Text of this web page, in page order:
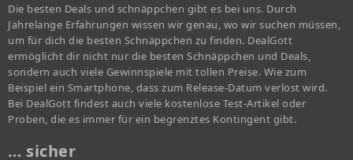
Die besten Deals und schnäppchen gibt es bei uns. Durch
Jahrelange Erfahrungen wissen wir genau, wo wir suchen müssen,
um für dich die besten Schnäppchen zu finden. DealGott
ermöglicht dir nicht nur die besten Schnäppchen und Deals,
sondern auch viele Gewinnspiele mit tollen Preise. Wie zum
Beispiel ein Smartphone, dass zum Release-Datum verlost wird.
Bei DealGott findest auch viele kostenlose Test-Artikel oder
Proben, die es immer für ein begrenztes Kontingent gibt.
… sicher